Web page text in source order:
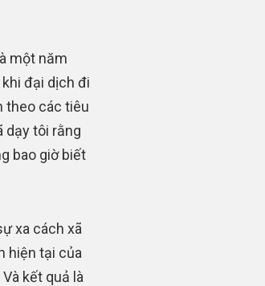
một năm
đại dịch đi
theo các tiêu
dạy tôi rằng
bao giờ biết
xa cách xã
hiện tại của
kết quả là